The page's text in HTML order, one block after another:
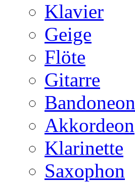
Klavier
Geige
Flöte
Gitarre
Bandoneon
Akkordeon
Klarinette
Saxophon